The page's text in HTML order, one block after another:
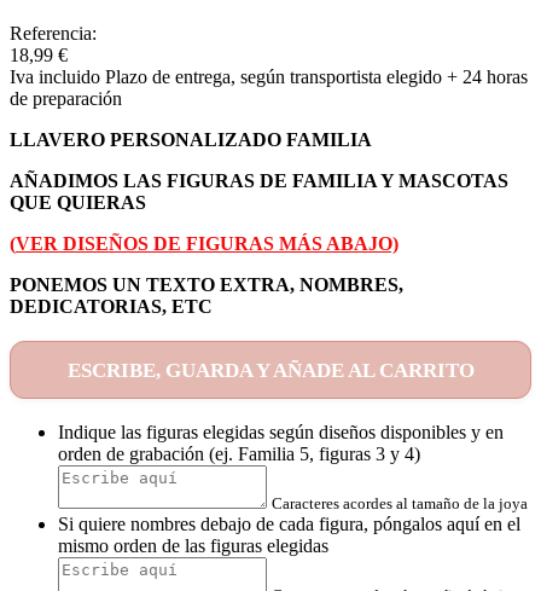
Referencia:
18,99 €
Iva incluido Plazo de entrega, según transportista elegido + 24 horas
de preparación
LLAVERO PERSONALIZADO FAMILIA
AÑADIMOS LAS FIGURAS DE FAMILIA Y MASCOTAS
QUE QUIERAS
(VER DISEÑOS DE FIGURAS MÁS ABAJO)
PONEMOS UN TEXTO EXTRA, NOMBRES,
DEDICATORIAS, ETC
ESCRIBE, GUARDA Y AÑADE AL CARRITO
Indique las figuras elegidas según diseños disponibles y en
orden de grabación (ej. Familia 5, figuras 3 y 4)
Caracteres acordes al tamaño de la joya
Si quiere nombres debajo de cada figura, póngalos aquí en el
mismo orden de las figuras elegidas